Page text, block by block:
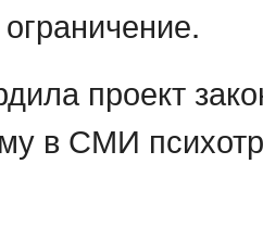
проект
в СМИ